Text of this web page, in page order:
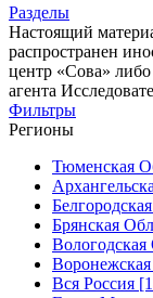
Разделы
Настоящий
распространен
центр «Сова» либо
агента
Фильтры
Регионы
Тюменская
Брянская
Вологодская
Вся Россия